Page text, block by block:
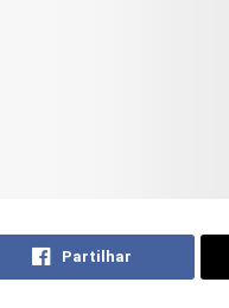
Partilhar